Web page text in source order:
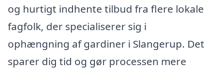
og hurtigt indhente tilbud fra flere lokale
fagfolk, der specialiserer sig i
ophængning af gardiner i Slangerup. Det
sparer dig tid og gør processen mere